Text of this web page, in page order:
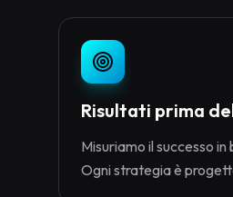
Risultati prima
Misuriamo il successo
Ogni strategia è